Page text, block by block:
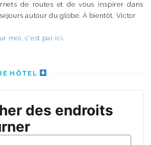
de routes et de vous inspirer dans
autour du globe. À bientôt. Victor
moi, c'est par ici.
HÔTEL